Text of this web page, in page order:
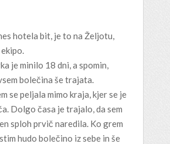
hotela bit, je to na Željotu,
je minilo 18 dni, a spomin,
bolečina še trajata.
se peljala mimo kraja, kjer se je
Dolgo časa je trajalo, da sem
sploh prvič naredila. Ko grem
hudo bolečino iz sebe in še